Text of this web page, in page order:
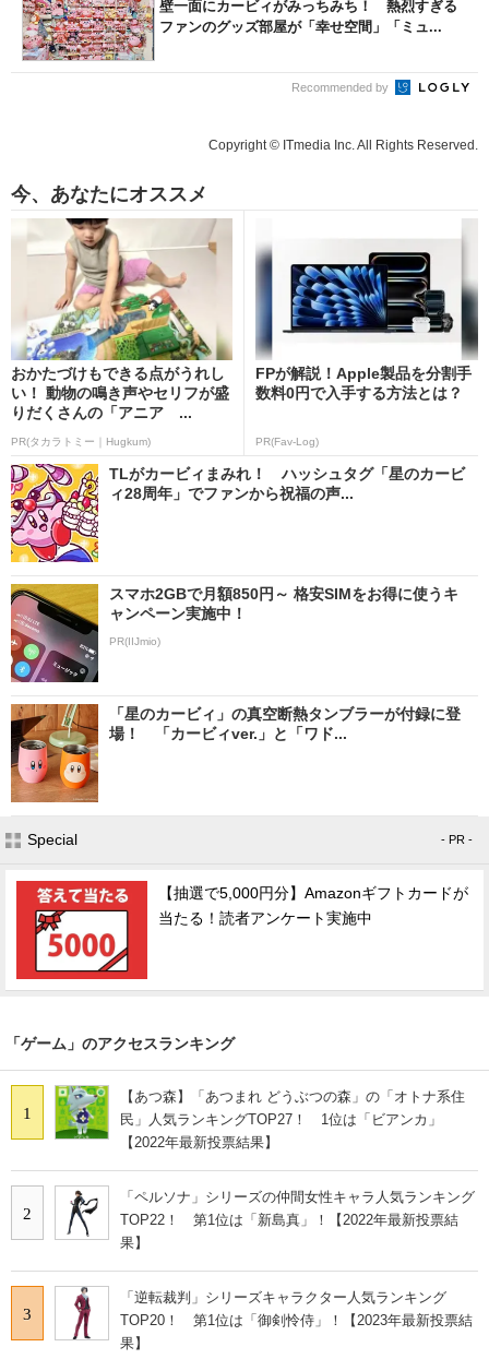
壁一面にカービィがみっちみち！ 熱烈すぎる
ファンのグッズ部屋が「幸せ空間」「ミュ...
Recommended by
Copyright © ITmedia Inc. All Rights Reserved.
今、あなたにオススメ
おかたづけもできる点がうれし
い！ 動物の鳴き声やセリフが盛
りだくさんの「アニア ...
PR(タカラトミー｜Hugkum)
FPが解説！Apple製品を分割手
数料0円で入手する方法とは？
PR(Fav-Log)
TLがカービィまみれ！ ハッシュタグ「星のカービ
ィ28周年」でファンから祝福の声...
スマホ2GBで月額850円～ 格安SIMをお得に使うキ
ャンペーン実施中！
PR(IIJmio)
「星のカービィ」の真空断熱タンブラーが付録に登
場！ 「カービィver.」と「ワド...
Special - PR -
【抽選で5,000円分】Amazonギフトカードが
当たる！読者アンケート実施中
「ゲーム」のアクセスランキング
1
【あつ森】「あつまれ どうぶつの森」の「オトナ系住
民」人気ランキングTOP27！ 1位は「ビアンカ」
【2022年最新投票結果】
2
「ペルソナ」シリーズの仲間女性キャラ人気ランキング
TOP22！ 第1位は「新島真」！【2022年最新投票結
果】
3
「逆転裁判」シリーズキャラクター人気ランキング
TOP20！ 第1位は「御剣怜侍」！【2023年最新投票結
果】